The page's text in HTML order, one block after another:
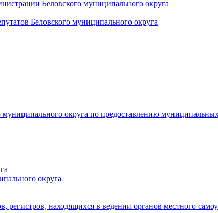
Беловского муниципального округа
Беловского муниципального округа
округа по предоставлению
округа
находящихся в ведении органов местного